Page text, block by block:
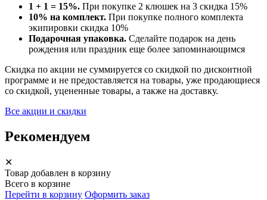
1 + 1 = 15%. При покупке 2 клюшек на 3 скидка 15%
10% на комплект. При покупке полного комплекта
экипировки скидка 10%
Подарочная упаковка. Сделайте подарок на день
рождения или праздник еще более запоминающимся
Скидка по акции не суммируется со скидкой по дисконтной
программе и не предоставляется на товары, уже продающиеся
со скидкой, уцененные товары, а также на доставку.
Все акции и скидки
Рекомендуем
✕
Товар добавлен в корзину
Всего в корзине
Перейти в корзину Оформить заказ